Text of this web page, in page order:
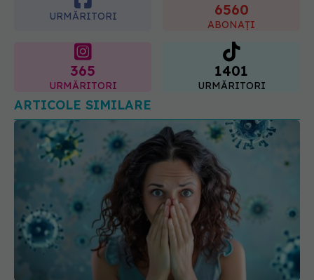
URMĂRITORI 6560
ABONAȚI
365
URMĂRITORI
1401
URMĂRITORI
ARTICOLE SIMILARE